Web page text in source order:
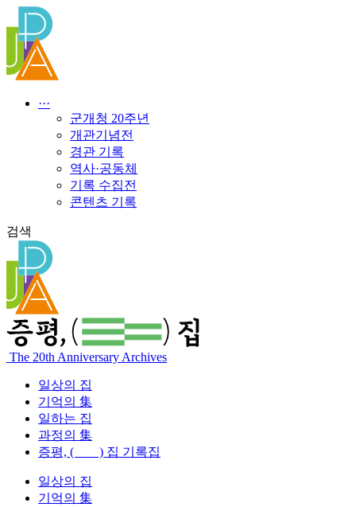
텐
로
건
···
군개청 20주년
개관기념전
경관 기록
역사·공동체
기록 수집전
콘텐츠 기록
검색
The 20th Anniversary Archives
일상의 집
기억의 集
일하는 집
과정의 集
증평, ( ) 집 기록집
일상의 집
기억의 集